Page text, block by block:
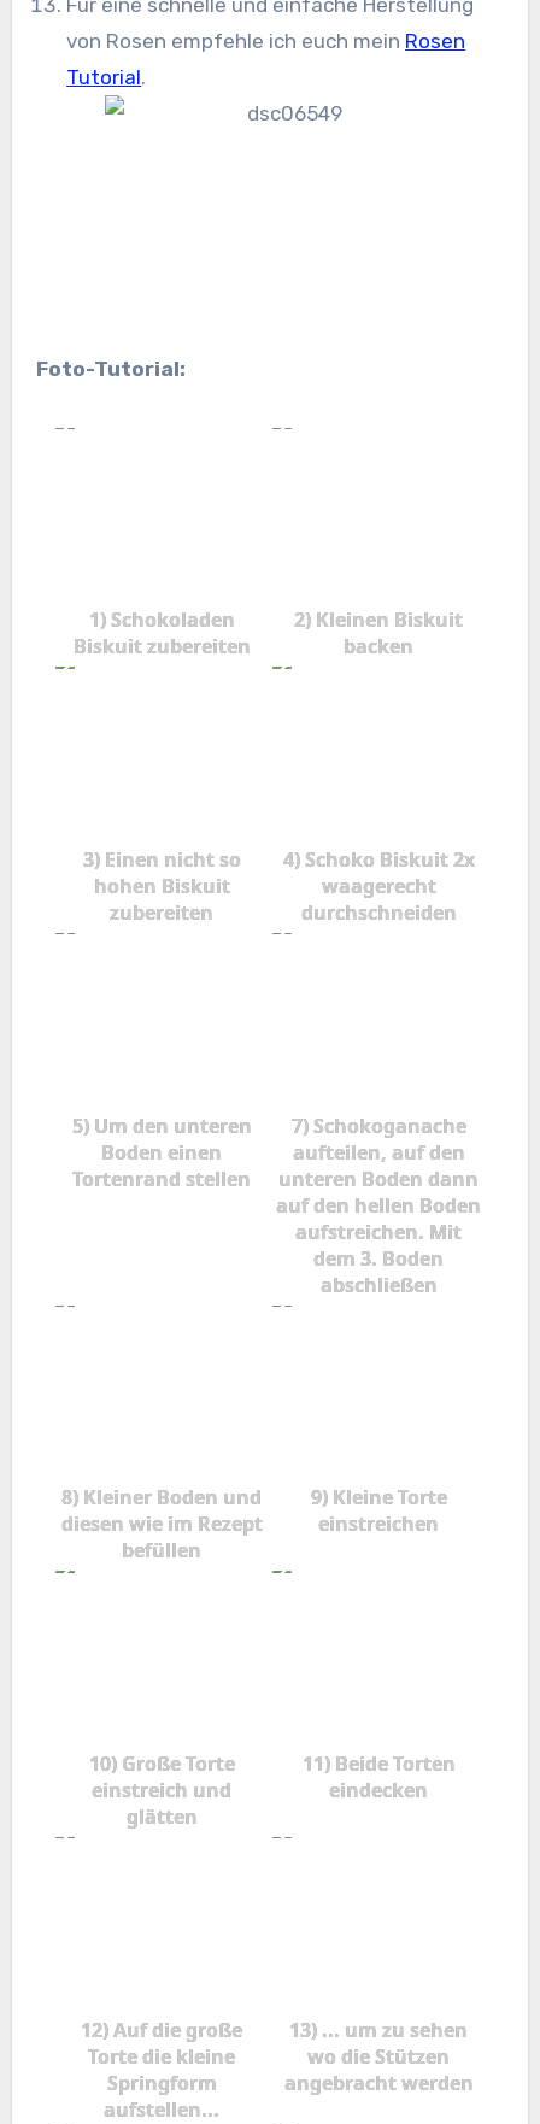
von Rosen empfehle ich euch mein Rosen
Tutorial.
Foto-Tutorial:
1) Schokoladen
Biskuit zubereiten
2) Kleinen Biskuit
backen
3) Einen nicht so
hohen Biskuit
zubereiten
4) Schoko Biskuit 2x
waagerecht
durchschneiden
5) Um den unteren
Boden einen
Tortenrand stellen
7) Schokoganache
aufteilen, auf den
unteren Boden dann
auf den hellen Boden
aufstreichen. Mit
dem 3. Boden
abschließen
8) Kleiner Boden und
diesen wie im Rezept
befüllen
9) Kleine Torte
einstreichen
10) Große Torte
einstreich und
glätten
11) Beide Torten
eindecken
12) Auf die große
Torte die kleine
Springform
aufstellen...
13) ... um zu sehen
wo die Stützen
angebracht werden